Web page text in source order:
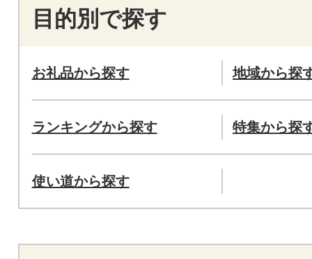
目的別で探す
お礼品から探す 地域から探
ランキングから探す 特集から探
使い道から探す